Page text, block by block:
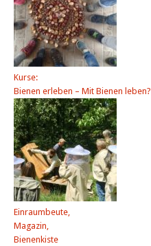
Kurse:
Bienen erleben – Mit Bienen leben?
Einraumbeute,
Magazin,
Bienenkiste